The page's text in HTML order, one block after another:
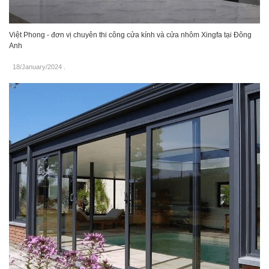
Việt Phong - đơn vị chuyên thi công cửa kính và cửa nhôm Xingfa tại Đông
Anh
18/January/2024